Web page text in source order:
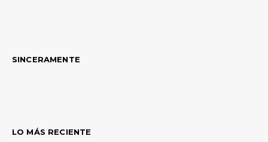
SINCERAMENTE
LO MÁS RECIENTE